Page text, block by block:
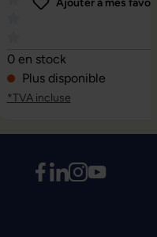
Note moyenne de 0 sur 5
0 en stock
Plus disponible
*TVA incluse